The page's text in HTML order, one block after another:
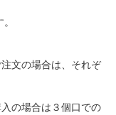
文の場合は、それぞ
の場合は３個口での